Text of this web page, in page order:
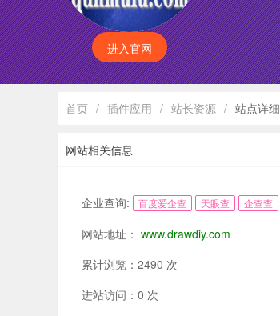
进入官网
首页 / 插件应用 / 站长资源 / 站点详细
网站相关信息
企业查询: 百度爱企查 天眼查 企查查
网站地址： www.drawdiy.com
累计浏览：2490 次
进站访问：0 次